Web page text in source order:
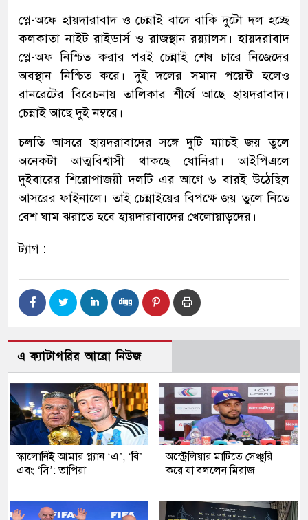
প্লে-অফে হায়দারাবাদ ও চেন্নাই বাদে বাকি দুটো দল হচ্ছে
কলকাতা নাইট রাইডার্স ও রাজস্থান রয়্যালস। হায়দরাবাদ
প্লে-অফ নিশ্চিত করার পরই চেন্নাই শেষ চারে নিজেদের
অবস্থান নিশ্চিত করে। দুই দলের সমান পয়েন্ট হলেও
রানরেটের বিবেচনায় তালিকার শীর্ষে আছে হায়দরাবাদ।
চেন্নাই আছে দুই নম্বরে।
চলতি আসরে হায়দরাবাদের সঙ্গে দুটি ম্যাচই জয় তুলে
অনেকটা আত্মবিশ্বাসী থাকছে ধোনিরা। আইপিএলে
দুইবারের শিরোপাজয়ী দলটি এর আগে ৬ বারই উঠেছিল
আসরের ফাইনালে। তাই চেন্নাইয়ের বিপক্ষে জয় তুলে নিতে
বেশ ঘাম ঝরাতে হবে হায়দারাবাদের খেলোয়াড়দের।
ট্যাগ :
এ ক্যাটাগরির আরো নিউজ
স্কালোনিই আমার প্ল্যান ‘এ’, ‘বি’
এবং ‘সি’: তাপিয়া
অস্ট্রেলিয়ার মাটিতে সেঞ্চুরি
করে যা বললেন মিরাজ